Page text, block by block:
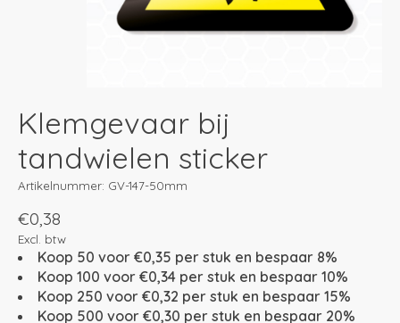
Klemgevaar bij
tandwielen sticker
Artikelnummer: GV-147-50mm
€0,38
Excl. btw
Koop 50 voor €0,35 per stuk en bespaar 8%
Koop 100 voor €0,34 per stuk en bespaar 10%
Koop 250 voor €0,32 per stuk en bespaar 15%
Koop 500 voor €0,30 per stuk en bespaar 20%